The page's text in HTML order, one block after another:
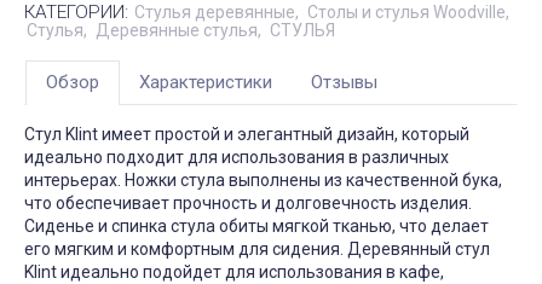
КАТЕГОРИИ: Стулья деревянные
Столы и стулья Woodville
Стулья
Деревянные стулья СТУЛЬЯ
Обзор Характеристики Отзывы
Стул Klint имеет простой и элегантный дизайн, который
идеально подходит для использования в различных
интерьерах. Ножки стула выполнены из качественной бука,
что обеспечивает прочность и долговечность изделия.
Сиденье и спинка стула обиты мягкой тканью, что делает
его мягким и комфортным для сидения. Деревянный стул
Klint идеально подойдет для использования в кафе,